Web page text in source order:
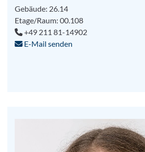
Gebäude: 26.14
Etage/Raum: 00.108
+49 211 81-14902
E-Mail senden